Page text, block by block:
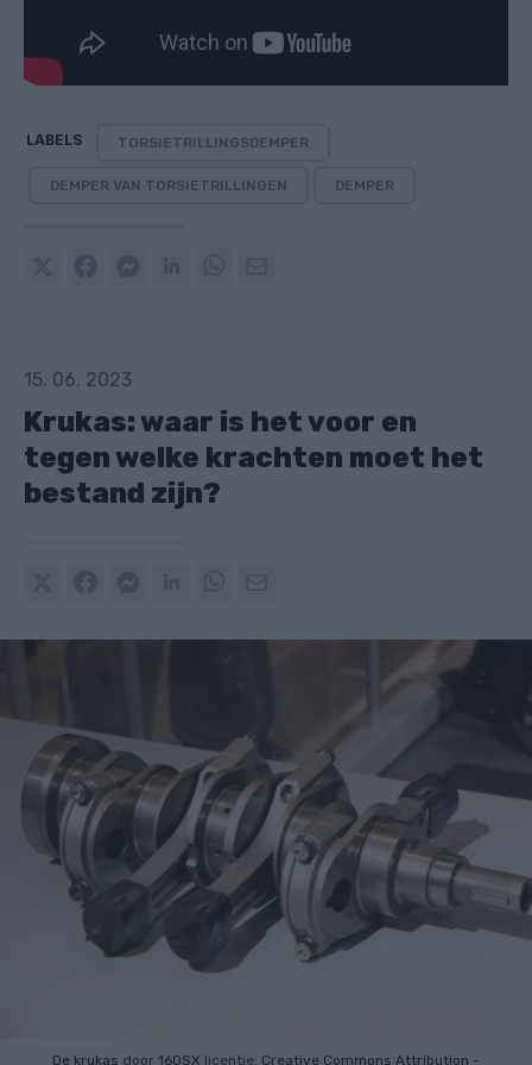
LABELS TORSIETRILLINGSDEMPER
DEMPER VAN TORSIETRILLINGEN DEMPER
15. 06. 2023
Krukas: waar is het voor en
tegen welke krachten moet het
bestand zijn?
De krukas door 160SX licentie: Creative Commons Attribution -